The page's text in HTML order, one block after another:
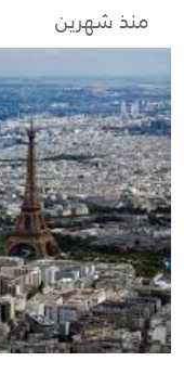
منذ شهرين